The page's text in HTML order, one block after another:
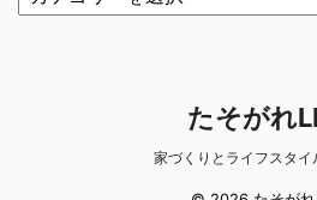
たそがれ
家づくりとライフスタイ